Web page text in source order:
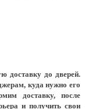
доставку до дверей.
куда нужно его
доставку, после
и получить свои